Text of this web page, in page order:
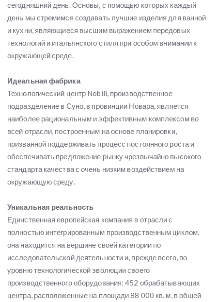
сегодняшний день. Основы, с помощью которых каждый
день мы стремимся создавать лучшие изделия для ванной
и кухни, являющиеся высшим выражением передовых
технологий и итальянского стиля при особом внимании к
окружающей среде.
Идеальная фабрика
Технологический центр Nobili, производственное
подразделение в Суно, в провинции Новара, является
наиболее рациональным и эффективным комплексом во
всей отрасли, построенным на основе планировки,
призванной поддерживать процесс постоянного роста и
обеспечивать предложение рынку чрезвычайно высокого
стандарта качества с очень низким воздействием на
окружающую среду.
Уникальная реальность
Единственная европейская компания в отрасли с
полностью интегрированным производственным циклом,
она находится на вершине своей категории по
исследовательской деятельности и, прежде всего, по
уровню технологической эволюции своего
производственного оборудования: 452 обрабатывающих
центра, расположенные на площади 88 000 кв. м, в общей